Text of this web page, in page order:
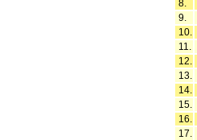
8.
9.
10.
11.
12.
13.
14.
15.
16.
17.